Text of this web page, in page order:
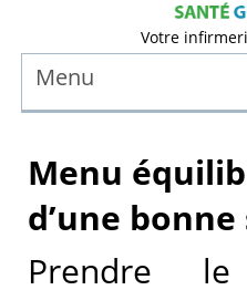
Votre
Menu
Menu
d’une
Prendre